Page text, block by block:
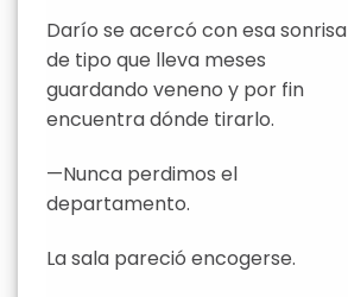
Darío se acercó con esa sonrisa
de tipo que lleva meses
guardando veneno y por fin
encuentra dónde tirarlo.
—Nunca perdimos el
departamento.
La sala pareció encogerse.